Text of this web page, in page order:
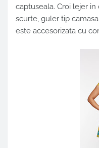
captuseala. Croi lejer
scurte, guler tip
este accesorizata cu